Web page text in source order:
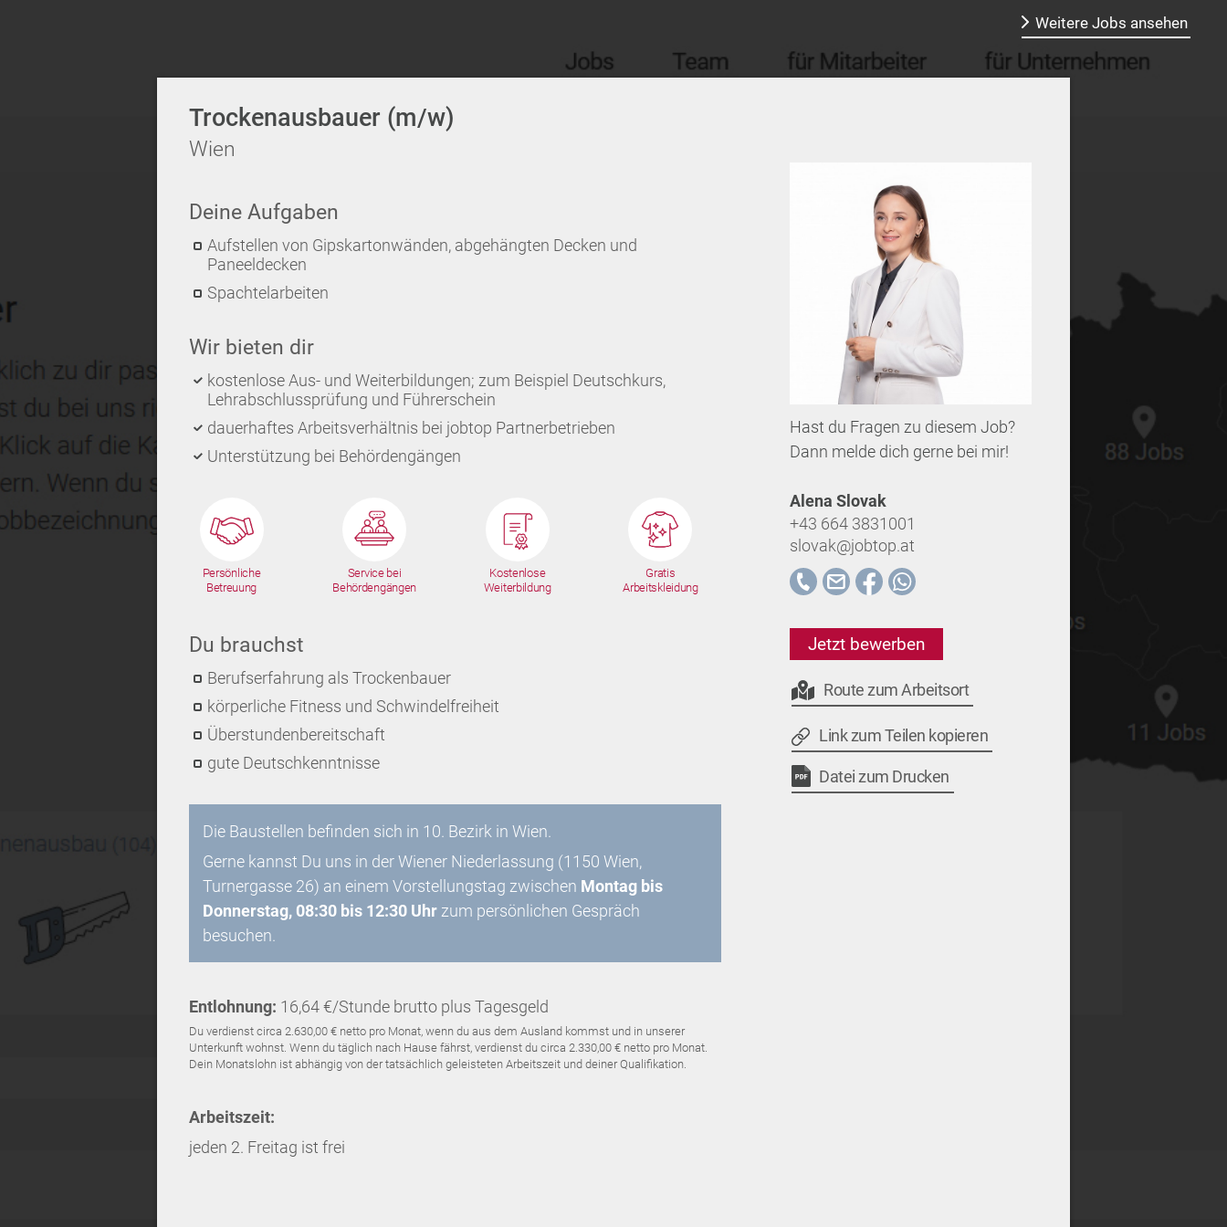
Weitere Jobs ansehen
Trockenausbauer (m/w)
Wien
Deine Aufgaben
Aufstellen von Gipskartonwänden, abgehängten Decken und
Paneeldecken
Spachtelarbeiten
Wir bieten dir
kostenlose Aus- und Weiterbildungen; zum Beispiel Deutschkurs,
Lehrabschlussprüfung und Führerschein
dauerhaftes Arbeitsverhältnis bei jobtop Partnerbetrieben
Unterstützung bei Behördengängen
Persönliche
Betreuung
Service bei
Behördengängen
Kostenlose
Weiterbildung
Gratis
Arbeitskleidung
Du brauchst
Berufserfahrung als Trockenbauer
körperliche Fitness und Schwindelfreiheit
Überstundenbereitschaft
gute Deutschkenntnisse
Die Baustellen befinden sich in 10. Bezirk in Wien.
Gerne kannst Du uns in der Wiener Niederlassung (1150 Wien,
Turnergasse 26) an einem Vorstellungstag zwischen Montag bis
Donnerstag, 08:30 bis 12:30 Uhr zum persönlichen Gespräch
besuchen.
Entlohnung: 16,64 €/Stunde brutto plus Tagesgeld
Du verdienst circa 2.630,00 € netto pro Monat, wenn du aus dem Ausland kommst und in unserer
Unterkunft wohnst. Wenn du täglich nach Hause fährst, verdienst du circa 2.330,00 € netto pro Monat.
Dein Monatslohn ist abhängig von der tatsächlich geleisteten Arbeitszeit und deiner Qualifikation.
Arbeitszeit:
jeden 2. Freitag ist frei
Hast du Fragen zu diesem Job?
Dann melde dich gerne bei mir!
Alena Slovak
+43 664 3831001
slovak@jobtop.at
Jetzt bewerben
Route zum Arbeitsort
Link zum Teilen kopieren
Datei zum Drucken